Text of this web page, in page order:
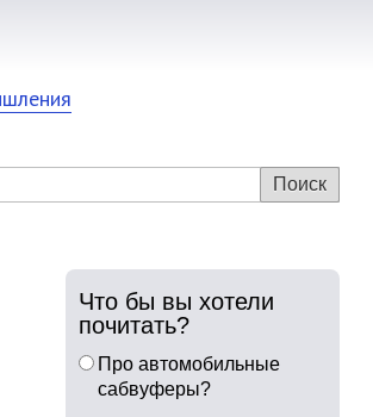
Что бы вы хотели
почитать?
Про автомобильные
сабвуферы?